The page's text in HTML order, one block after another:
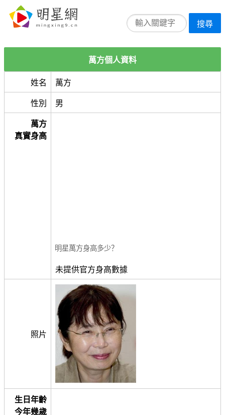
搜尋
萬方個人資料
姓名 萬方
性別 男
萬方
真實身高
明星萬方身高多少？
未提供官方身高數據
照片
生日年齡
今年幾歲